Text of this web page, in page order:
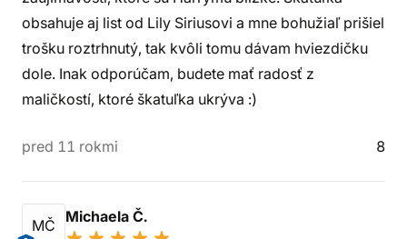
obsahuje aj list od Lily Siriusovi a mne bohužiaľ prišiel
trošku roztrhnutý, tak kvôli tomu dávam hviezdičku
dole. Inak odporúčam, budete mať radosť z
maličkostí, ktoré škatuľka ukrýva :)
pred 11 rokmi 8
MČ Michaela Č.